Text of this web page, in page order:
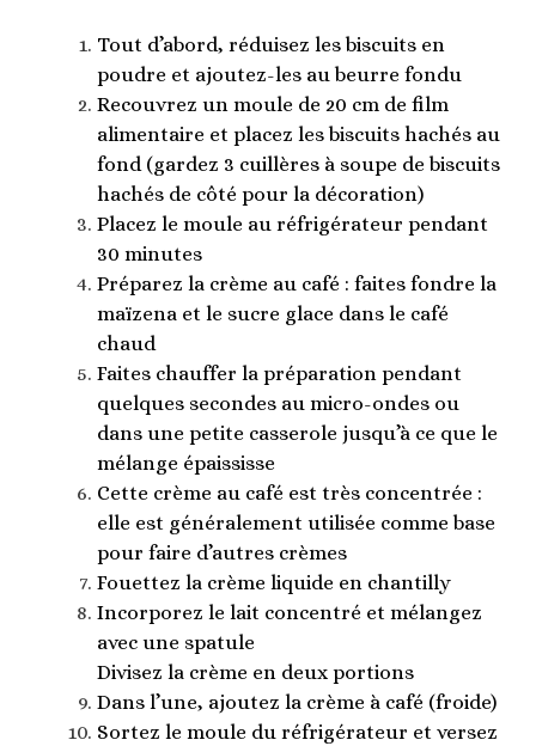
Tout d’abord, réduisez les biscuits en
poudre et ajoutez-les au beurre fondu
Recouvrez un moule de 20 cm de film
alimentaire et placez les biscuits hachés au
fond (gardez 3 cuillères à soupe de biscuits
hachés de côté pour la décoration)
Placez le moule au réfrigérateur pendant
30 minutes
Préparez la crème au café : faites fondre la
maïzena et le sucre glace dans le café
chaud
Faites chauffer la préparation pendant
quelques secondes au micro-ondes ou
dans une petite casserole jusqu’à ce que le
mélange épaississe
Cette crème au café est très concentrée :
elle est généralement utilisée comme base
pour faire d’autres crèmes
Fouettez la crème liquide en chantilly
Incorporez le lait concentré et mélangez
avec une spatule
Divisez la crème en deux portions
Dans l’une, ajoutez la crème à café (froide)
Sortez le moule du réfrigérateur et versez